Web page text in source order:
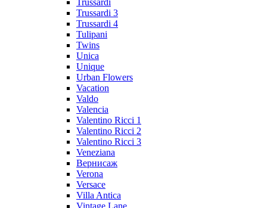
Trussardi
Trussardi 3
Trussardi 4
Tulipani
Twins
Unica
Unique
Urban Flowers
Vacation
Valdo
Valencia
Valentino Ricci 1
Valentino Ricci 2
Valentino Ricci 3
Veneziana
Вернисаж
Verona
Versace
Villa Antica
Vintage Lane